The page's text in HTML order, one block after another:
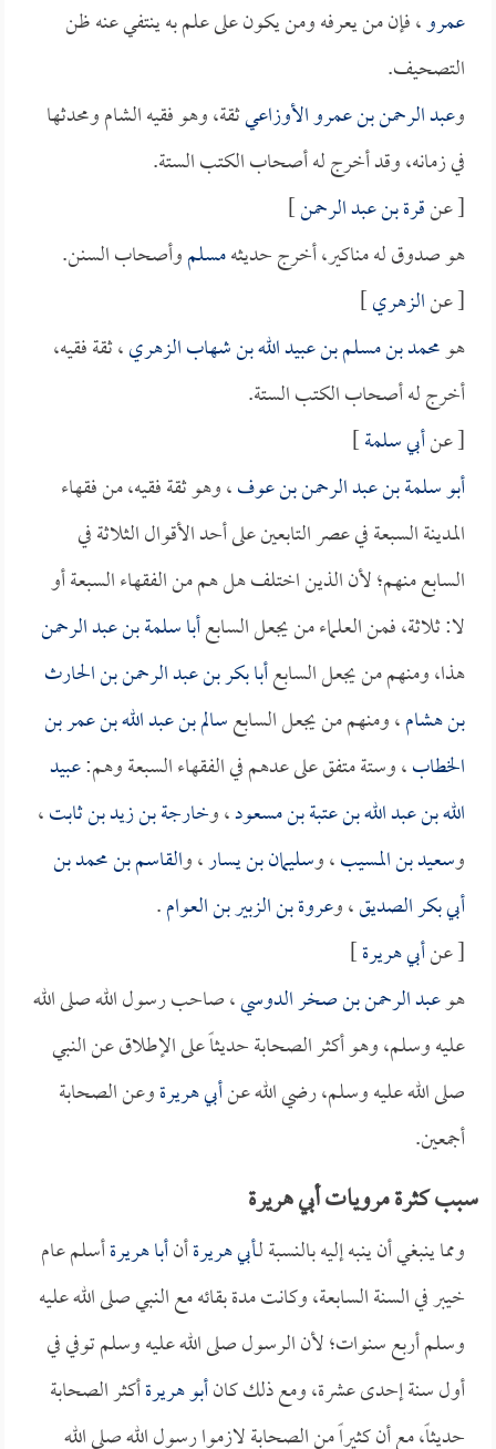
عمرو، فإن من يعرفه ومن يكون على علم به ينتفي عنه ظن
التصحيف.
وعبد الرحمن بن عمرو الأوزاعيثقة، وهو فقيه الشام ومحدثها
في زمانه، وقد أخرج له أصحاب الكتب الستة.
[ عنقرة بن عبد الرحمن]
هو صدوق له مناكير، أخرج حديثهمسلموأصحاب السنن.
[ عنالزهري]
هومحمد بن مسلم بن عبيد الله بن شهاب الزهري، ثقة فقيه،
أخرج له أصحاب الكتب الستة.
[ عنأبي سلمة]
أبو سلمة بن عبد الرحمن بن عوف، وهو ثقة فقيه، من فقهاء
المدينة السبعة في عصر التابعين على أحد الأقوال الثلاثة في
السابع منهم؛ لأن الذين اختلف هل هم من الفقهاء السبعة أو
لا: ثلاثة، فمن العلماء من يجعل السابعأبا سلمة بن عبد الرحمن
هذا، ومنهم من يجعل السابعأبا بكر بن عبد الرحمن بن الحارث
بن هشام، ومنهم من يجعل السابعسالم بن عبد الله بن عمر بن
الخطاب، وستة متفق على عدهم في الفقهاء السبعة وهم:عبيد
الله بن عبد الله بن عتبة بن مسعود، وخارجة بن زيد بن ثابت،
وسعيد بن المسيب، وسليمان بن يسار، والقاسم بن محمد بن
أبي بكر الصديق، وعروة بن الزبير بن العوام.
[ عنأبي هريرة]
هوعبد الرحمن بن صخر الدوسي، صاحب رسول الله صلى الله
عليه وسلم، وهو أكثر الصحابة حديثاً على الإطلاق عن النبي
صلى الله عليه وسلم، رضي الله عنأبي هريرةوعن الصحابة
أجمعين.
سبب كثرة مرويات أبي هريرة
ومما ينبغي أن ينبه إليه بالنسبة لـأبي هريرةأنأبا هريرةأسلم عام
خيبر في السنة السابعة، وكانت مدة بقائه مع النبي صلى الله عليه
وسلم أربع سنوات؛ لأن الرسول صلى الله عليه وسلم توفي في
أول سنة إحدى عشرة، ومع ذلك كانأبو هريرةأكثر الصحابة
حديثاً، مع أن كثيراً من الصحابة لازموا رسول الله صلى الله